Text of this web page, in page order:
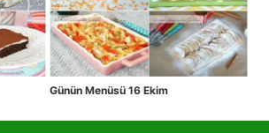
Günün Menüsü 16 Ekim